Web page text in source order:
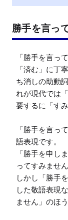
勝手を言っ
「勝手を言っ
「済む」に丁
ち消しの助動
れが現代では
要するに「す
「勝手を言っ
語表現です。
「勝手を申し
ってすみませ
しかし「勝手
した敬語表現
ません」のほ